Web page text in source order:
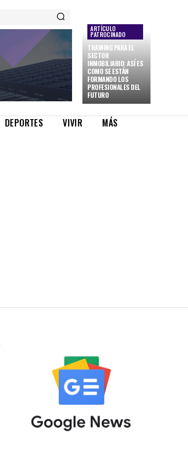
ARTÍCULO
PATROCINADO
TRAINING PARA EL
SECTOR
INMOBILIARIO: ASÍ ES
COMO SE ESTÁN
FORMANDO LOS
PROFESIONALES DEL
FUTURO
DEPORTES VIVIR MÁS